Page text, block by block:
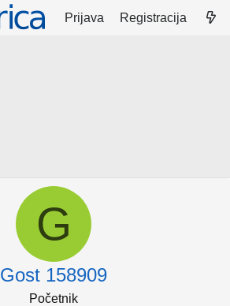
Prijava Registracija
G
Gost 158909
Početnik